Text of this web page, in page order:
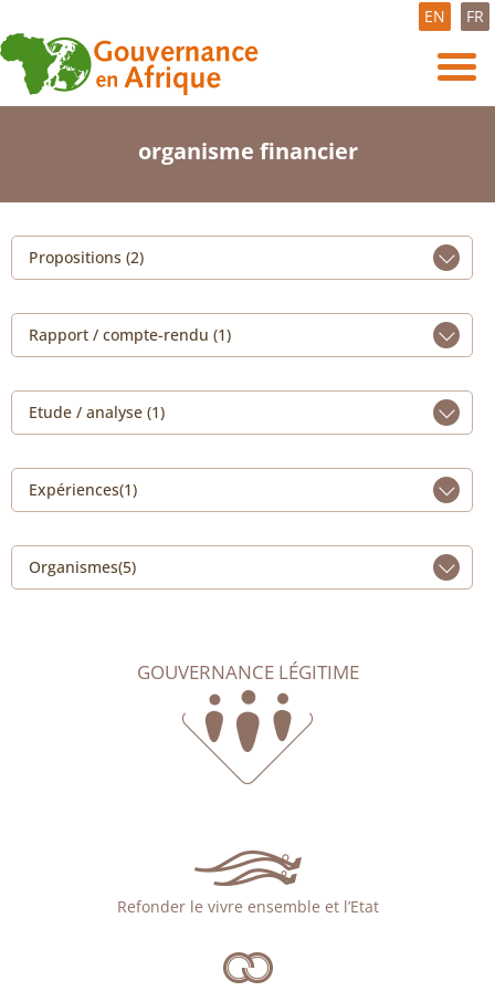
EN FR
organisme financier
Propositions (2)
Rapport / compte-rendu (1)
Etude / analyse (1)
Expériences(1)
Organismes(5)
GOUVERNANCE LÉGITIME
Refonder le vivre ensemble et l’Etat